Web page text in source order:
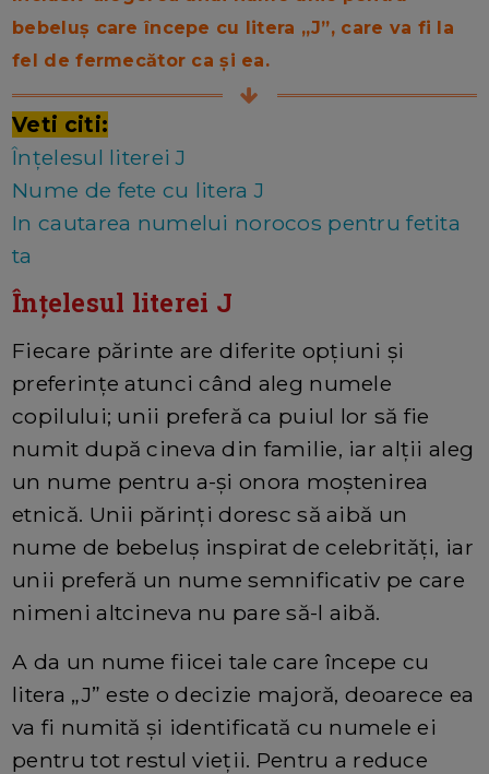
bebeluș care începe cu litera „J”, care va fi la
fel de fermecător ca și ea.
Veti citi:
Înțelesul literei J
Nume de fete cu litera J
In cautarea numelui norocos pentru fetita
ta
Înțelesul literei J
Fiecare părinte are diferite opțiuni și
preferințe atunci când aleg numele
copilului; unii preferă ca puiul lor să fie
numit după cineva din familie, iar alții aleg
un nume pentru a-și onora moștenirea
etnică. Unii părinți doresc să aibă un
nume de bebeluș inspirat de celebrități, iar
unii preferă un nume semnificativ pe care
nimeni altcineva nu pare să-l aibă.
A da un nume fiicei tale care începe cu
litera „J” este o decizie majoră, deoarece ea
va fi numită și identificată cu numele ei
pentru tot restul vieții. Pentru a reduce